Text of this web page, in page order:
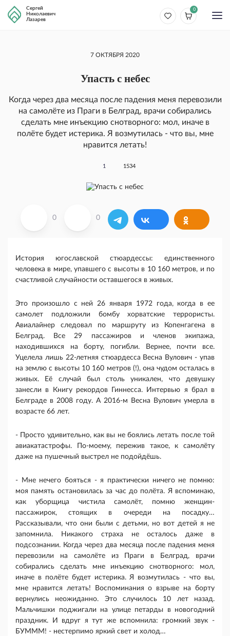
Сергей
Николаевич
Лазарев
0
7 ОКТЯБРЯ 2020
Упасть с небес
Когда через два месяца после падения меня перевозили
на самолёте из Праги в Белград, врачи собирались
сделать мне инъекцию снотворного: мол, иначе в
полёте будет истерика. Я возмутилась - что вы, мне
нравится летать!
1 1534
0 0
История югославской стюардессы: единственного
человека в мире, упавшего с высоты в 10 160 метров, и по
счастливой случайности оставшегося в живых.
Это произошло с ней 26 января 1972 года, когда в ее
самолет подложили бомбу хорватские террористы.
Авиалайнер следовал по маршруту из Копенгагена в
Белград. Все 29 пассажиров и членов экипажа,
находившихся на борту, погибли. Вернее, почти все.
Уцелела лишь 22-летняя стюардесса Весна Вулович - упав
на землю с высоты 10 160 метров (!), она чудом осталась в
живых. Её случай был столь уникален, что девушку
занесли в Книгу рекордов Гиннесса. Интервью я брал в
Белграде в 2008 году. А 2016-м Весна Вулович умерла в
возрасте 66 лет.
- Просто удивительно, как вы не боялись летать после той
авиакатастрофы. По-моему, пережив такое, к самолёту
даже на пушечный выстрел не подойдёшь.
- Мне нечего бояться - я практически ничего не помню:
моя память остановилась за час до полёта. Я вспоминаю,
как уборщица чистила самолёт, помню женщин-
пассажирок, стоящих в очереди на посадку…
Рассказывали, что они были с детьми, но вот детей я не
запомнила. Никакого страха не осталось даже в
подсознании. Когда через два месяца после падения меня
перевозили на самолёте из Праги в Белград, врачи
собирались сделать мне инъекцию снотворного: мол,
иначе в полёте будет истерика. Я возмутилась - что вы,
мне нравится летать! Воспоминания о взрыве на борту
вернулись неожиданно. Это случилось 10 лет назад.
Мальчишки поджигали на улице петарды в новогодний
праздник. И вдруг я тут же вспомнила: громкий звук -
БУМММ! - нестерпимо яркий свет и холод…